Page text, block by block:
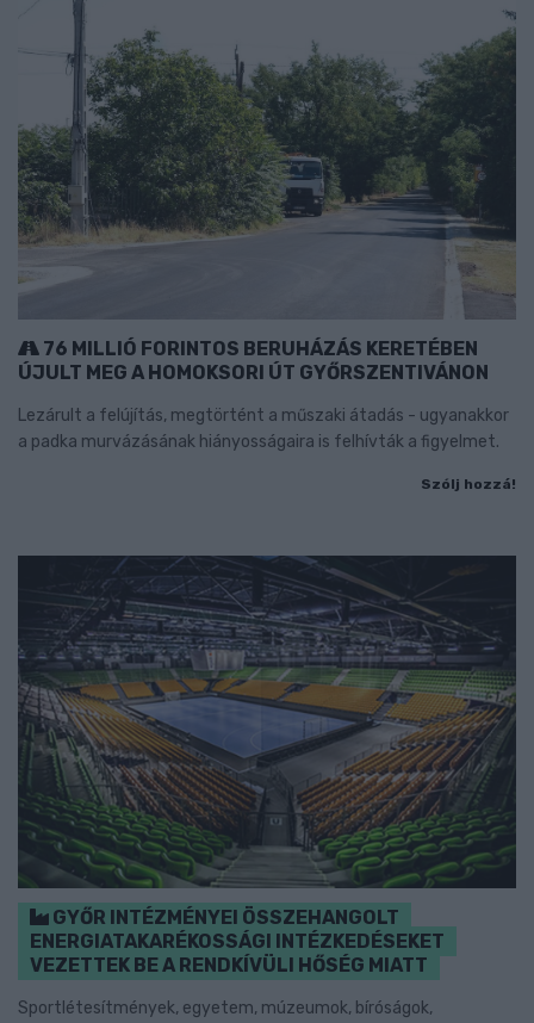
76 MILLIÓ FORINTOS BERUHÁZÁS KERETÉBEN
ÚJULT MEG A HOMOKSORI ÚT GYŐRSZENTIVÁNON
Lezárult a felújítás, megtörtént a műszaki átadás - ugyanakkor
a padka murvázásának hiányosságaira is felhívták a figyelmet.
Szólj hozzá!
GYŐR INTÉZMÉNYEI ÖSSZEHANGOLT
ENERGIATAKARÉKOSSÁGI INTÉZKEDÉSEKET
VEZETTEK BE A RENDKÍVÜLI HŐSÉG MIATT
Sportlétesítmények, egyetem, múzeumok, bíróságok,